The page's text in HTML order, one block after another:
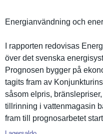
Energianvä­ndning och
I rapporten redovisas
över det svenska
Prognosen bygger på
tagits fram av
såsom elpris,
tillrinnin­g i vattenmaga­sin
fram till prognosarb­etet